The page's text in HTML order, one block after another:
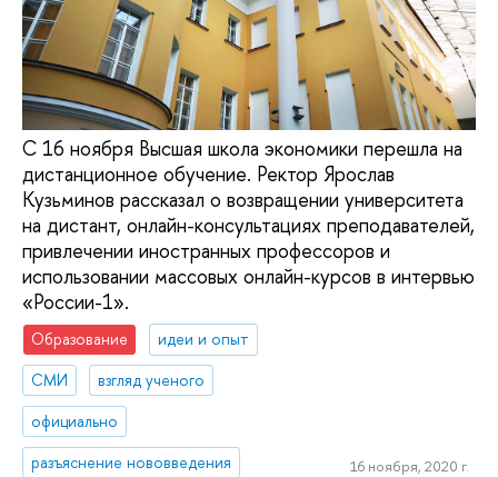
С 16 ноября Высшая школа экономики перешла на
дистанционное обучение. Ректор Ярослав
Кузьминов рассказал о возвращении университета
на дистант, онлайн-консультациях преподавателей,
привлечении иностранных профессоров и
использовании массовых онлайн-курсов в интервью
«России-1».
Образование
идеи и опыт
СМИ
взгляд ученого
официально
разъяснение нововведения
16 ноября, 2020 г.